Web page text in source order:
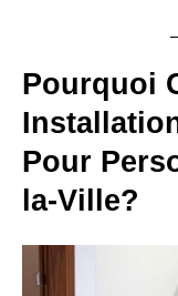
Pourquoi
Pour
la-Ville?